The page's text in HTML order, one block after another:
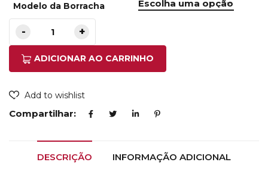
Modelo da Borracha
ADICIONAR AO CARRINHO
Add to wishlist
Compartilhar:
DESCRIÇÃO INFORMAÇÃO ADICIONAL